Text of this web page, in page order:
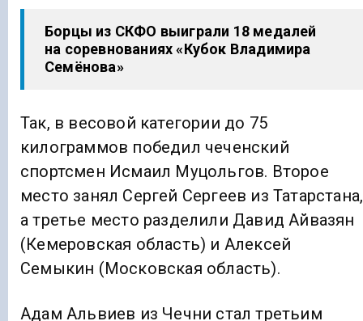
Борцы из СКФО выиграли 18 медалей
на соревнованиях «Кубок Владимира
Семёнова»
Так, в весовой категории до 75
килограммов победил чеченский
спортсмен Исмаил Муцольгов. Второе
место занял Сергей Сергеев из Татарстана,
а третье место разделили Давид Айвазян
(Кемеровская область) и Алексей
Семыкин (Московская область).
Адам Альвиев из Чечни стал третьим